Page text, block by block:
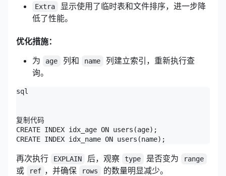
Extra
显示使用了临时表和文件排序，进一步降
低了性能。
优化措施：
为
age 列和 name
列建立索引，重新执行查
询。
sql
复制代码
CREATE INDEX idx_age ON users(age);
CREATE INDEX idx_name ON users(name);
再次执行 EXPLAIN 后，观察 type 是否变为 range
或 ref ，并确保 rows 的数量明显减少。